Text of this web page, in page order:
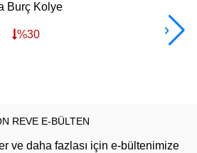
Burç Kolye
%30
REVE E-BÜLTEN
ve daha fazlası için e-bültenimize